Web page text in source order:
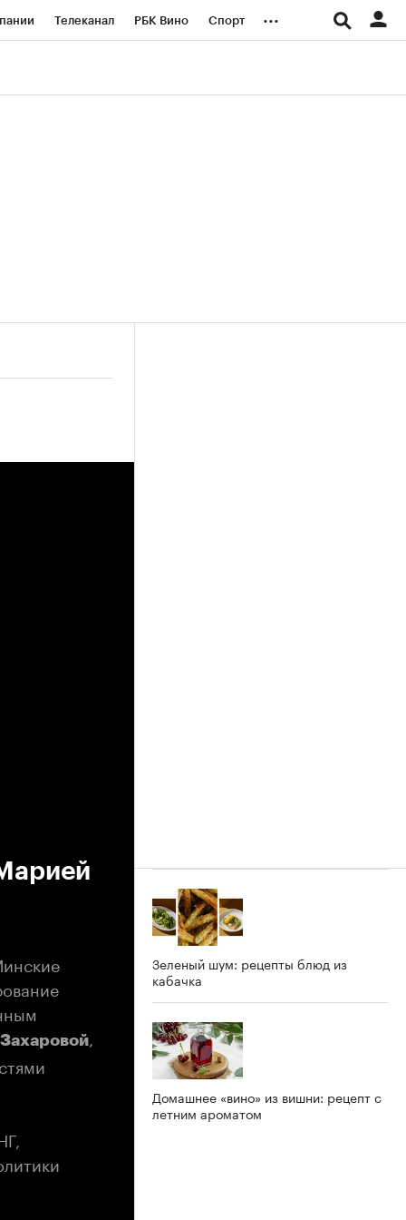
Телеканал РБК Вино Спорт ...
Зеленый шум: рецепты блюд из
кабачка
Домашнее «вино» из вишни: рецепт с
летним ароматом